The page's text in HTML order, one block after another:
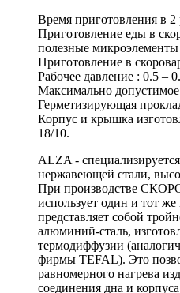
Время приготовления в 2
Приготовление еды в
полезные
Приготовление в
Рабочее давление : 0.5 –
Максимально
Герметизирующая
Корпус и крышка
18/10.
ALZA -
нержавеющей стали,
При производстве
использует один и тот
представляет собой
алюминий-сталь,
термодиффузии
фирмы TEFAL). Это
равномерного нагрева
соединения дна и